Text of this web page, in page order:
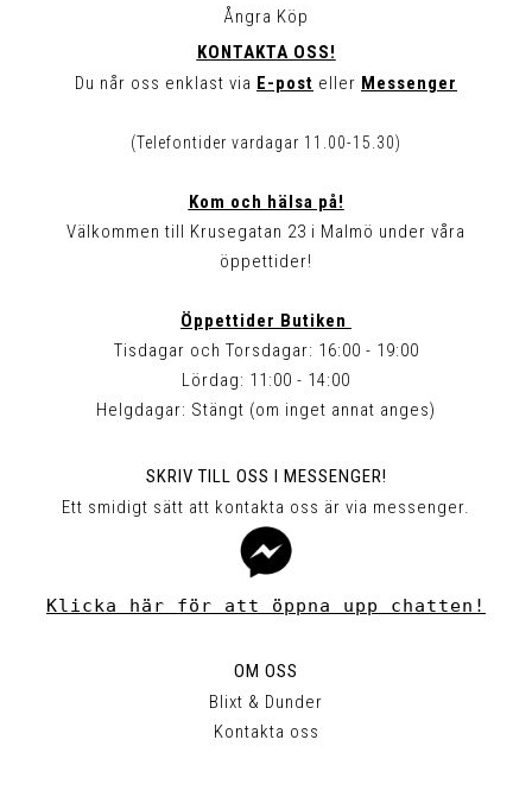
Ångra Köp
KONTAKTA OSS!
Du når oss enklast via E-post eller Messenger
(Telefontider vardagar 11.00-15.30)
Kom och hälsa på!
Välkommen till Krusegatan 23 i Malmö under våra
öppettider!
Öppettider Butiken
Tisdagar och Torsdagar: 16:00 - 19:00
Lördag: 11:00 - 14:00
Helgdagar: Stängt (om inget annat anges)
SKRIV TILL OSS I MESSENGER!
Ett smidigt sätt att kontakta oss är via messenger.
Klicka här för att öppna upp chatten!
OM OSS
Blixt & Dunder
Kontakta oss